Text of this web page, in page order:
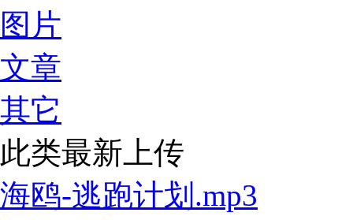
图片
文章
其它
此类最新上传
海鸥-逃跑计划.mp3